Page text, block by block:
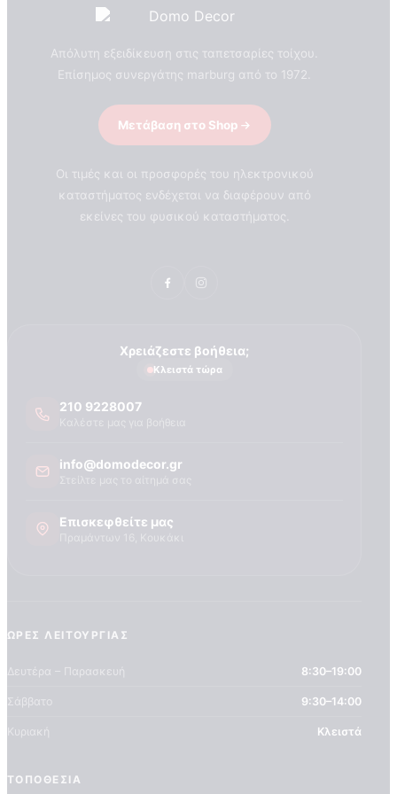
Πιστοποιητικά ποιότητας
ΒΡΑΒΕΙΑ
Η Εταιρεια
Τεχνογνωσια
Απόλυτη εξειδίκευση στις ταπετσαρίες τοίχου.
Επίσημος συνεργάτης marburg από το 1972.
Μετάβαση στο Shop
Οι τιμές και οι προσφορές του ηλεκτρονικού
καταστήματος ενδέχεται να διαφέρουν από
εκείνες του φυσικού καταστήματος.
Χρειάζεστε βοήθεια;
Κλειστά τώρα
210 9228007
info@domodecor.gr
Επισκεφθείτε μας
ΏΡΕΣ ΛΕΙΤΟΥΡΓΊΑΣ
Δευτέρα – Παρασκευή 8:30–19:00
Σάββατο 9:30–14:00
Κυριακή Κλειστά
ΤΟΠΟΘΕΣΊΑ